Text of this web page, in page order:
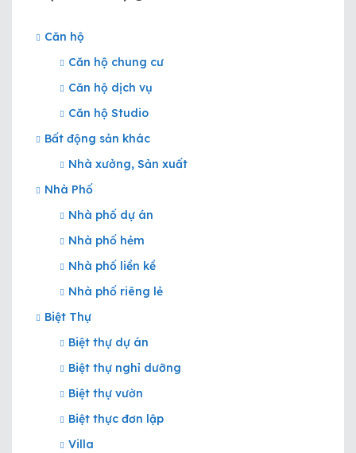
Căn hộ
Căn hộ chung cư
Căn hộ dịch vụ
Căn hộ Studio
Bất động sản khác
Nhà xưởng, Sản xuất
Nhà Phố
Nhà phố dự án
Nhà phố hẻm
Nhà phố liền kề
Nhà phố riêng lẻ
Biệt Thự
Biệt thự dự án
Biệt thự nghỉ dưỡng
Biệt thự vườn
Biệt thực đơn lập
Villa